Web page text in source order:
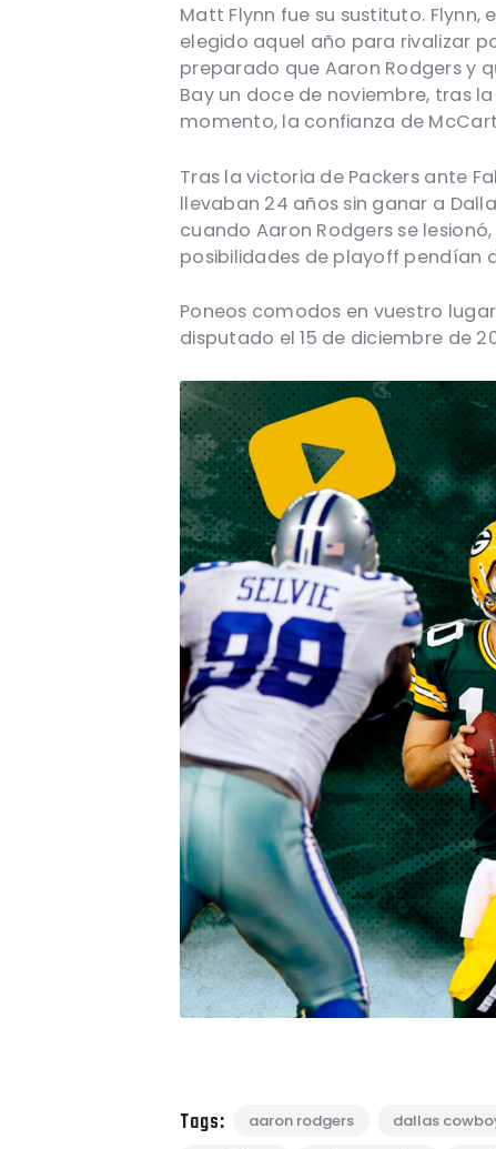
Matt Flynn fue su sustituto.
elegido aquel año para rivalizar
preparado que Aaron Rodgers y
Bay un doce de noviembre, tras
momento, la confianza de
Tras la victoria de Packers ante
llevaban 24 años sin ganar a
cuando Aaron Rodgers se
posibilidades de playoff pendían
Poneos comodos en vuestro
disputado el 15 de diciembre de
Tags: aaron rodgers dallas